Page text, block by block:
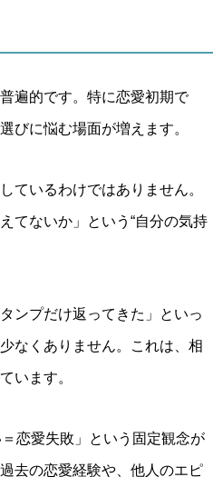
遍的です。特に恋愛初期で
びに悩む場面が増えます。
ているわけではありません。
てないか」という“自分の気持
ンプだけ返ってきた」といっ
なくありません。これは、相
います。
恋愛失敗」という固定観念が
去の恋愛経験や、他人のエピ